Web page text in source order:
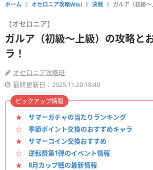
ホーム オセロニア攻略Wiki 決戦 ガルア（初級
【オセロニア】
ガルア（初級〜上級）の攻略と
ラ！
オセロニア攻略班
最終更新日：2025.11.20 18:40
★ サマーガチャの当たりランキング
☆ 季節ポイント交換のおすすめキャラ
★ サマーコイン交換おすすめ
☆ 逆転祭第1弾のイベント情報
★ 8月カップ戦の最新情報
ピックアップ情報